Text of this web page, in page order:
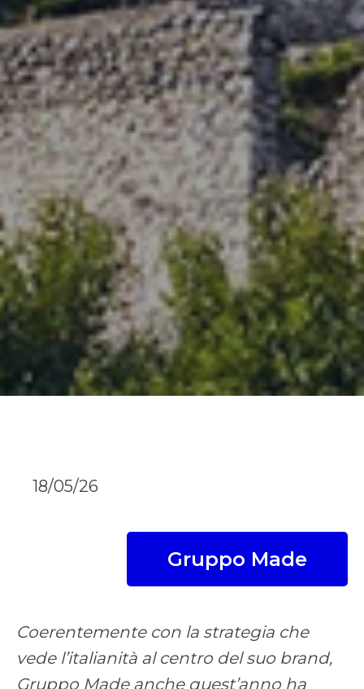
18/05/26
Gruppo Made
Coerentemente con la strategia che
vede l’italianità al centro del suo brand,
Gruppo Made anche quest’anno ha